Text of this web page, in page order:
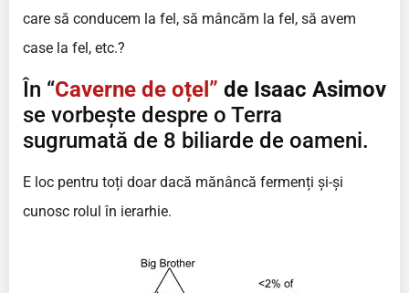
care să conducem la fel, să mâncăm la fel, să avem
case la fel, etc.?
În “Caverne de oțel” de Isaac Asimov
se vorbește despre o Terra
sugrumată de 8 biliarde de oameni.
E loc pentru toți doar dacă mănâncă fermenți și-și
cunosc rolul în ierarhie.